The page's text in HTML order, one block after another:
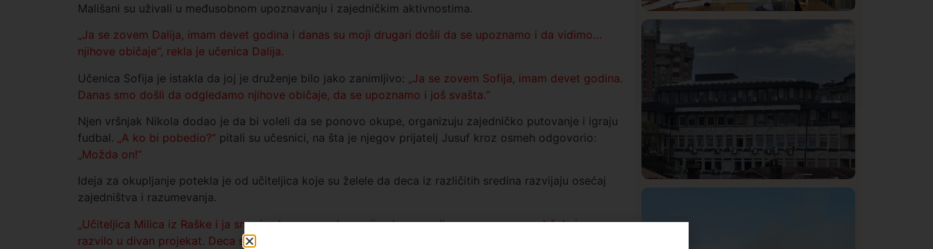
Mališani su uživali u međusobnom upoznavanju i zajedničkim aktivnostima.
„Ja se zovem Dalija, imam devet godina i danas su moji drugari došli da se upoznamo i da vidimo…
njihove običaje“, rekla je učenica Dalija.
Učenica Sofija je istakla da joj je druženje bilo jako zanimljivo: „Ja se zovem Sofija, imam devet godina.
Danas smo došli da odgledamo njihove običaje, da se upoznamo i još svašta.“
Njen vršnjak Nikola dodao je da bi voleli da se ponovo okupe, organizuju zajedničko putovanje i igraju
fudbal.
„A ko bi pobedio?“ pitali su učesnici, na šta je njegov prijatelj Jusuf kroz osmeh odgovorio:
„Možda on!“
Ideja za okupljanje potekla je od učiteljica koje su želele da deca iz različitih sredina razvijaju osećaj
zajedništva i razumevanja.
„Učiteljica Milica iz Raške i ja smo imale mnogo skromnije planove, ali su nas uprave podržale i sve se
razvilo u divan projekat. Deca su srećna i nadam se da će im ovo ostati u lepom sećanju“, rekla je
Rasim Ljajić podneo ostavku na mesto
predsednika SDPS